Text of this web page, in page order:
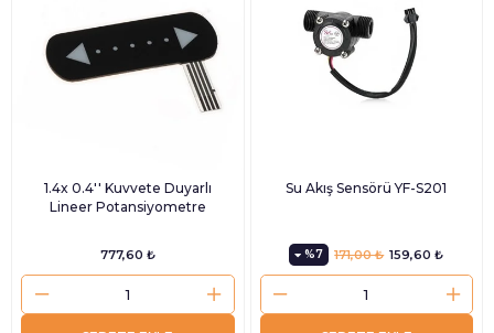
1.4x 0.4'' Kuvvete Duyarlı
Lineer Potansiyometre
777,60 ₺
Su Akış Sensörü YF-S201
%7 159,60 ₺
171,00 ₺